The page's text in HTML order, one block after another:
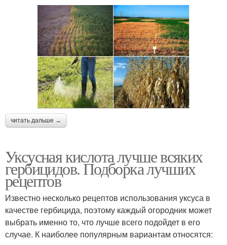
читать дальше →
Уксусная кислота лучше всяких
гербицидов. Подборка лучших
рецептов
Известно несколько рецептов использования уксуса в
качестве гербицида, поэтому каждый огородник может
выбрать именно то, что лучше всего подойдет в его
случае. К наиболее популярным вариантам относятся: